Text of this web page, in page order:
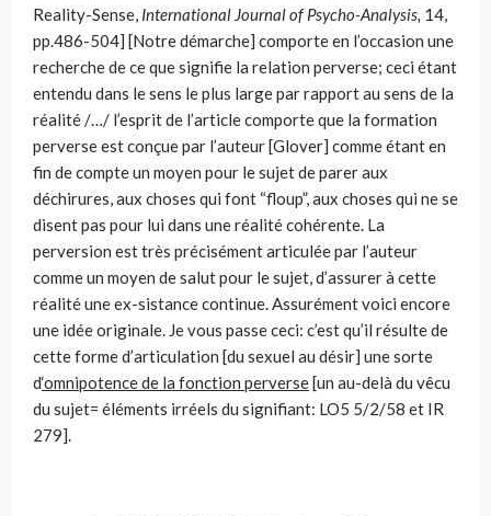
Reality-Sense, International Journal of Psycho-Analysis, 14,
pp.486-504] [Notre démarche] comporte en l’occasion une
recherche de ce que signifie la relation perverse; ceci étant
entendu dans le sens le plus large par rapport au sens de la
réalité /…/ l’esprit de l’article comporte que la formation
perverse est conçue par l’auteur [Glover] comme étant en
fin de compte un moyen pour le sujet de parer aux
déchirures, aux choses qui font “floup”, aux choses qui ne se
disent pas pour lui dans une réalité cohérente. La
perversion est très précisément articulée par l’auteur
comme un moyen de salut pour le sujet, d’assurer à cette
réalité une ex-sistance continue. Assurément voici encore
une idée originale. Je vous passe ceci: c’est qu’il résulte de
cette forme d’articulation [du sexuel au désir] une sorte
d‘omnipotence de la fonction perverse [un au-delà du vêcu
du sujet= éléments irréels du signifiant: LO5 5/2/58 et IR
279].